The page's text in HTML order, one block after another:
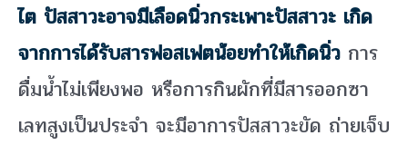
ไต ปัสสาวะอาจมีเลือดนิ่วกระเพาะปัสสาวะ เกิด
จากการได้รับสารฟอสเฟตน้อยทำให้เกิดนิ่ว การ
ดื่มน้ำไม่เพียงพอ หรือการกินผักที่มีสารออกซา
เลทสูงเป็นประจำ จะมีอาการปัสสาวะขัด ถ่ายเจ็บ